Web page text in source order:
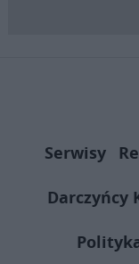
Serwisy
Darczyńcy